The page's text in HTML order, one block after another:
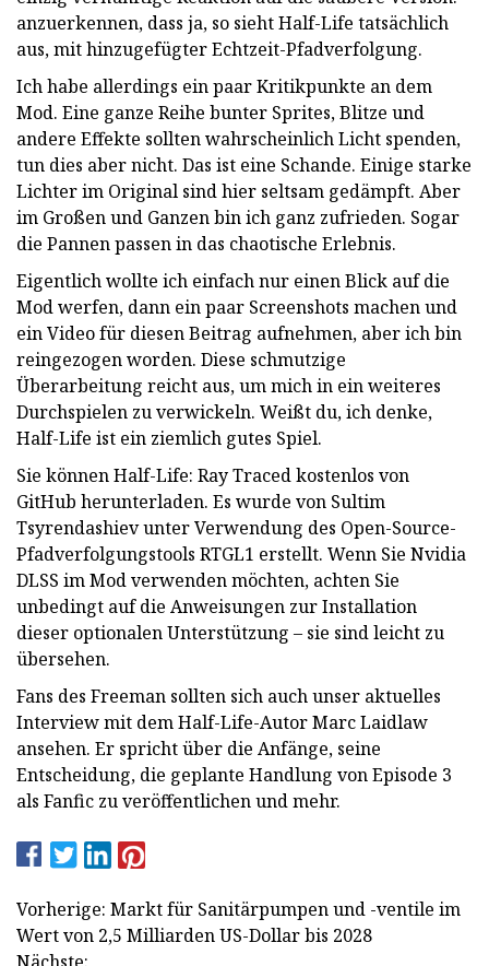
anzuerkennen, dass ja, so sieht Half-Life tatsächlich
aus, mit hinzugefügter Echtzeit-Pfadverfolgung.
Ich habe allerdings ein paar Kritikpunkte an dem
Mod. Eine ganze Reihe bunter Sprites, Blitze und
andere Effekte sollten wahrscheinlich Licht spenden,
tun dies aber nicht. Das ist eine Schande. Einige starke
Lichter im Original sind hier seltsam gedämpft. Aber
im Großen und Ganzen bin ich ganz zufrieden. Sogar
die Pannen passen in das chaotische Erlebnis.
Eigentlich wollte ich einfach nur einen Blick auf die
Mod werfen, dann ein paar Screenshots machen und
ein Video für diesen Beitrag aufnehmen, aber ich bin
reingezogen worden. Diese schmutzige
Überarbeitung reicht aus, um mich in ein weiteres
Durchspielen zu verwickeln. Weißt du, ich denke,
Half-Life ist ein ziemlich gutes Spiel.
Sie können Half-Life: Ray Traced kostenlos von
GitHub herunterladen. Es wurde von Sultim
Tsyrendashiev unter Verwendung des Open-Source-
Pfadverfolgungstools RTGL1 erstellt. Wenn Sie Nvidia
DLSS im Mod verwenden möchten, achten Sie
unbedingt auf die Anweisungen zur Installation
dieser optionalen Unterstützung – sie sind leicht zu
übersehen.
Fans des Freeman sollten sich auch unser aktuelles
Interview mit dem Half-Life-Autor Marc Laidlaw
ansehen. Er spricht über die Anfänge, seine
Entscheidung, die geplante Handlung von Episode 3
als Fanfic zu veröffentlichen und mehr.
Vorherige: Markt für Sanitärpumpen und -ventile im
Wert von 2,5 Milliarden US-Dollar bis 2028